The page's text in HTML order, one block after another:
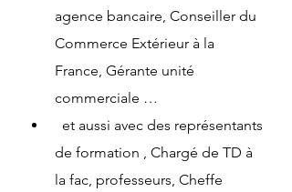
agence bancaire, Conseiller du
Commerce Extérieur à la
France, Gérante unité
commerciale …
et aussi avec des représentants
de formation , Chargé de TD à
la fac, professeurs, Cheffe